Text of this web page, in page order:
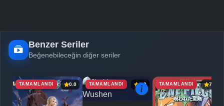
Benzer Seriler
Beğenebileceğin diğer seriler
TAMAMLANDI 0.0 TAMAMLANDI 6.9 TAMAMLANDI 7.1